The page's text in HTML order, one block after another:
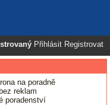
Přihlásit Registrovat
na poradně
reklam
poradenství